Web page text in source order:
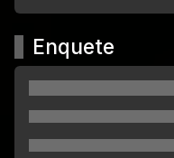
Enquete